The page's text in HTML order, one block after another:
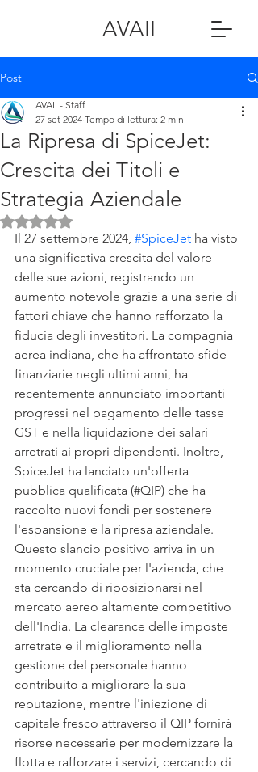
AVAII
Post
La Ripresa di SpiceJet:
Crescita dei Titoli e
Strategia Aziendale
AVAII - Staff
27 set 2024 Tempo di lettura: 2 min
Valutazione NaN stelle su 5.
Il 27 settembre 2024, #SpiceJet ha visto
una significativa crescita del valore
delle sue azioni, registrando un
aumento notevole grazie a una serie di
fattori chiave che hanno rafforzato la
fiducia degli investitori. La compagnia
aerea indiana, che ha affrontato sfide
finanziarie negli ultimi anni, ha
recentemente annunciato importanti
progressi nel pagamento delle tasse
GST e nella liquidazione dei salari
arretrati ai propri dipendenti. Inoltre,
SpiceJet ha lanciato un'offerta
pubblica qualificata (#QIP) che ha
raccolto nuovi fondi per sostenere
l'espansione e la ripresa aziendale.
Questo slancio positivo arriva in un
momento cruciale per l'azienda, che
sta cercando di riposizionarsi nel
mercato aereo altamente competitivo
dell'India. La clearance delle imposte
arretrate e il miglioramento nella
gestione del personale hanno
contribuito a migliorare la sua
reputazione, mentre l'iniezione di
capitale fresco attraverso il QIP fornirà
risorse necessarie per modernizzare la
flotta e rafforzare i servizi, cercando di